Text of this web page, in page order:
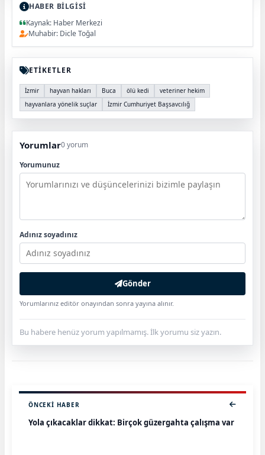
HABER BİLGİSİ
Kaynak: Haber Merkezi
Muhabir: Dicle Toğal
ETİKETLER
İzmir hayvan hakları Buca ölü kedi
veteriner hekim
hayvanlara yönelik suçlar
İzmir Cumhuriyet Başsavcılığ
Yorumlar0 yorum
Yorumunuz
Adınız soyadınız
Gönder
Yorumlarınız editör onayından sonra yayına alınır.
Bu habere henüz yorum yapılmamış. İlk yorumu siz yazın.
ÖNCEKI HABER
Yola çıkacaklar dikkat: Birçok güzergahta çalışma var